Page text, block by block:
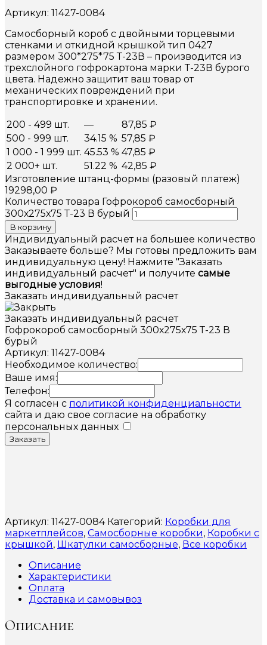
Артикул: 11427-0084
Самосборный короб с двойными торцевыми
стенками и откидной крышкой тип 0427
размером 300*275*75 Т-23В – производится из
трехслойного гофрокартона марки Т-23В бурого
цвета. Надежно защитит ваш товар от
механических повреждений при
транспортировке и хранении.
200 - 499 шт.
— 87,85 ₽
500 - 999 шт.
34.15 % 57,85 ₽
1 000 - 1 999 шт. 45.53 % 47,85 ₽
2 000+ шт.
51.22 % 42,85 ₽
Изготовление штанц-формы (разовый платеж)
19298,00 ₽
Количество товара Гофрокороб самосборный
300х275х75 Т-23 В бурый
В корзину
Индивидуальный расчет на большее количество
Заказываете больше? Мы готовы предложить вам
индивидуальную цену! Нажмите "Заказать
индивидуальный расчет" и получите самые
выгодные условия!
Заказать индивидуальный расчет
Заказать индивидуальный расчет
Гофрокороб самосборный 300х275х75 Т-23 В
бурый
Артикул: 11427-0084
Необходимое количество:
Ваше имя:
Телефон:
Я согласен с политикой конфиденциальности
сайта и даю свое согласие на обработку
персональных данных
Заказать
Артикул: 11427-0084 Категорий: Коробки для
маркетплейсов, Самосборные коробки, Коробки с
крышкой, Шкатулки самосборные, Все коробки
Описание
Характеристики
Оплата
Доставка и самовывоз
Описание